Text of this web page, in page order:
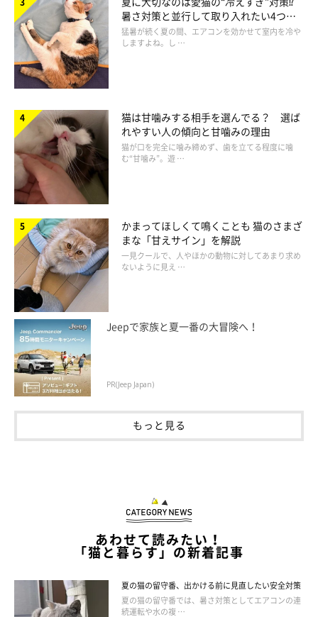
愛猫が生活の中心？
ねこのきもち投稿写真ギャラリー
暑さ対策と並行して取り入れたい4つの
工夫
猛暑が続く夏の間、エアコンを効かせて室内を冷や
しますよね。し …
猫は甘噛みする相手を選んでる？ 選ば
れやすい人の傾向と甘噛みの理由
猫が口を完全に噛み締めず、歯を立てる程度に噛
む“甘噛み”。遊 …
かまってほしくて鳴くことも 猫のさまざ
まな「甘えサイン」を解説
一見クールで、人やほかの動物に対してあまり求め
ないように見え …
Jeepで家族と夏一番の大冒険へ！
PR(Jeep Japan)
もっと見る
あわせて読みたい！
「猫と暮らす」の新着記事
夏の猫の留守番、出かける前に見直したい安全対策
夏の猫の留守番では、暑さ対策としてエアコンの連
続運転や水の複 …